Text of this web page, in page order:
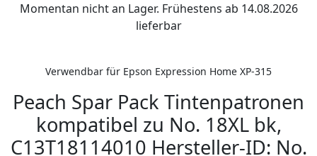
Momentan nicht an Lager. Frühestens ab 14.08.2026
lieferbar
Verwendbar für Epson Expression Home XP-315
Peach Spar Pack Tintenpatronen
kompatibel zu No. 18XL bk,
C13T18114010 Hersteller-ID: No.